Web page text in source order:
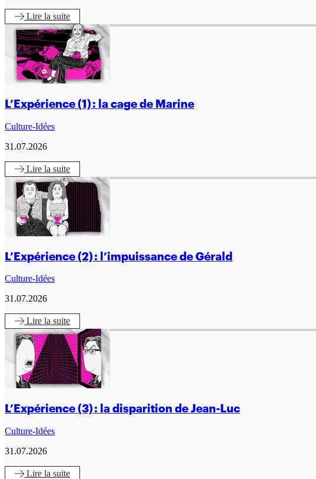
Lire la suite
L’Expérience (1) : la cage de Marine
Culture-Idées
31.07.2026
Lire la suite
L’Expérience (2) : l’impuissance de Gérald
Culture-Idées
31.07.2026
Lire la suite
L’Expérience (3) : la disparition de Jean-Luc
Culture-Idées
31.07.2026
Lire la suite